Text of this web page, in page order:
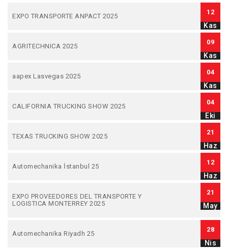
EXPO TRANSPORTE ANPACT 2025
12
Kas
AGRITECHNICA 2025
09
Kas
aapex Lasvegas 2025
04
Kas
CALIFORNIA TRUCKING SHOW 2025
04
Eki
TEXAS TRUCKING SHOW 2025
21
Haz
Automechanika İstanbul 25
12
Haz
EXPO PROVEEDORES DEL TRANSPORTE Y
LOGISTICA MONTERREY 2025
21
May
Automechanika Riyadh 25
28
Nis